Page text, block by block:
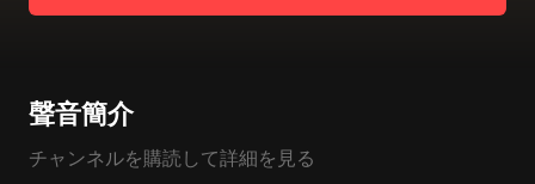
聲音簡介
チャンネルを購読して詳細を見る